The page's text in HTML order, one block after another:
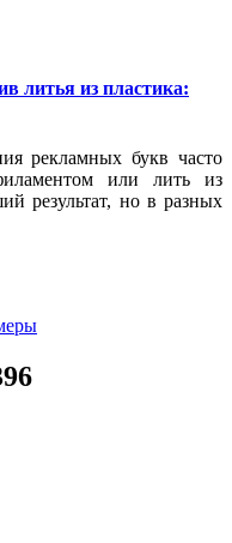
литья из пластика:
рекламных букв часто
или лить из
результат, но в разных